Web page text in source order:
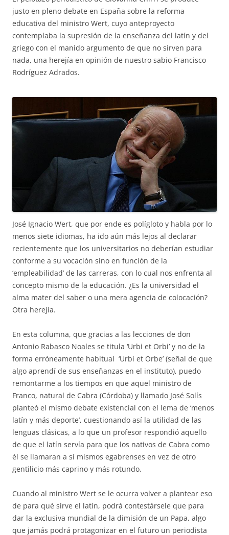
justo en pleno debate en España sobre la reforma
educativa del ministro Wert, cuyo anteproyecto
contemplaba la supresión de la enseñanza del latín y del
griego con el manido argumento de que no sirven para
nada, una herejía en opinión de nuestro sabio Francisco
Rodríguez Adrados.
José Ignacio Wert, que por ende es polígloto y habla por lo
menos siete idiomas, ha ido aún más lejos al declarar
recientemente que los universitarios no deberían estudiar
conforme a su vocación sino en función de la
‘empleabilidad’ de las carreras, con lo cual nos enfrenta al
concepto mismo de la educación. ¿Es la universidad el
alma mater del saber o una mera agencia de colocación?
Otra herejía.
En esta columna, que gracias a las lecciones de don
Antonio Rabasco Noales se titula ‘Urbi et Orbi’ y no de la
forma erróneamente habitual ‘Urbi et Orbe’ (señal de que
algo aprendí de sus enseñanzas en el instituto), puedo
remontarme a los tiempos en que aquel ministro de
Franco, natural de Cabra (Córdoba) y llamado José Solís
planteó el mismo debate existencial con el lema de ‘menos
latín y más deporte’, cuestionando así la utilidad de las
lenguas clásicas, a lo que un profesor respondió aquello
de que el latín servía para que los nativos de Cabra como
él se llamaran a sí mismos egabrenses en vez de otro
gentilicio más caprino y más rotundo.
Cuando al ministro Wert se le ocurra volver a plantear eso
de para qué sirve el latín, podrá contestársele que para
dar la exclusiva mundial de la dimisión de un Papa, algo
que jamás podrá protagonizar en el futuro un periodista